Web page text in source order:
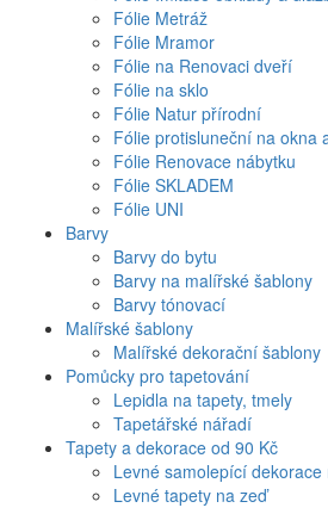
Fólie Metráž
Fólie Mramor
Fólie na Renovaci dveří
Fólie na sklo
Fólie Natur přírodní
Fólie protisluneční na okna
Fólie Renovace nábytku
Fólie SKLADEM
Fólie UNI
Barvy
Barvy do bytu
Barvy na malířské šablony
Barvy tónovací
Malířské šablony
Malířské dekorační šablony
Pomůcky pro tapetování
Lepidla na tapety, tmely
Tapetářské nářadí
Tapety a dekorace od 90 Kč
Levné samolepící
Levné tapety na zeď